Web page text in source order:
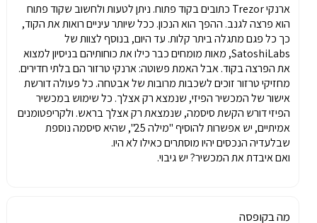
ארנקי Trezor כתובים בקוד פתוח. ניתן לטעות ולחשוב שקוד פתוח
הוא פרצה לגנב. ההפך הוא הנכון. ככל שיותר עיניים רואות את הקוד,
כך כל פגם מתגלה ביתר קלות. עד היום, בנוסף לצוות של
SatoshiLabs, מאות מומחים כבר כילו את כוחותיהם בניסיון למצוא
את הפרצה בקוד. אבל האמת פשוטה: ארנקי טרזור הם בלתי חדירים.
מחזיקי טרזור זוכים לשכבות מרובות של אבטחה. כל פעולה דורשת
אישור של המכשיר הפיזי, שנמצא רק אצלך. כל שימוש במכשיר
הפיזי דורש הקשת סיסמה, שנמצאת רק אצלך בראש. ולקריפטומנים
אמיתיים, יש אפשרות להוסיף "מילה 25", שהיא סיסמה נוספת
שבלעדיה הנכסים יהיו מוסתרים כאילו לא היו.
ואם איבדת את המכשיר? יש גיבוי.
מה בקופסה